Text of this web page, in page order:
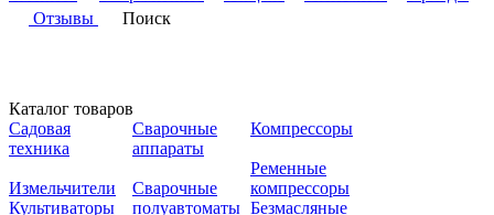
Отзывы
Поиск
Каталог товаров
Садовая
техника
Измельчители
Культиваторы
Сварочные
аппараты
Сварочные
полуавтоматы
Компрессоры
Ременные
компрессоры
Безмасляные